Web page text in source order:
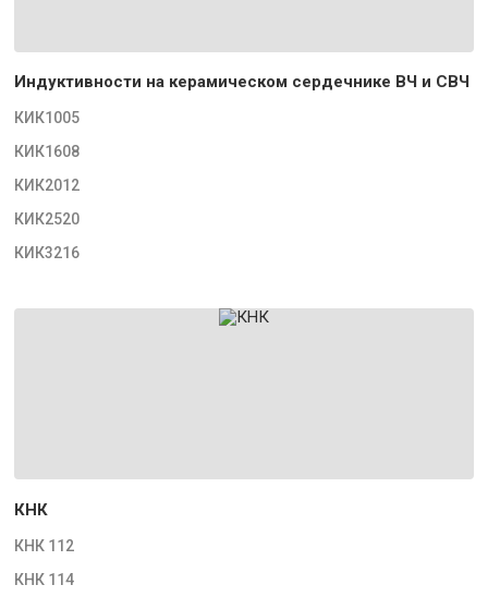
Индуктивности на керамическом сердечнике ВЧ и СВЧ
КИК1005
КИК1608
КИК2012
КИК2520
КИК3216
КНК
КНК 112
КНК 114